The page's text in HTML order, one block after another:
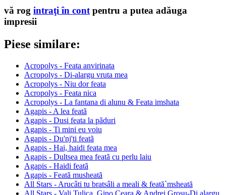
vă rog intraţi în cont pentru a putea adăuga
impresii
Piese similare:
Acropolys - Feata anvirinata
Acropolys - Di-alargu vruta mea
Acropolys - Niu dor feata
Acropolys - Feata nica
Acropolys - La fantana di alunu & Feata imshata
Agapis - A lea featã
Agapis - Dusi feata la pãduri
Agapis - Ti mini eu voiu
Agapis - Du'nj'ti featã
Agapis - Hai, haidi feata mea
Agapis - Dultsea mea featã cu perlu laiu
Agapis - Haidi featã
Agapis - Featã musheatã
All Stars - Arucâti tu bratsâli a meali & feată`msheată
All Stars - Vali Tulica, Gino Ceara & Andrei Grosu-Di alargu